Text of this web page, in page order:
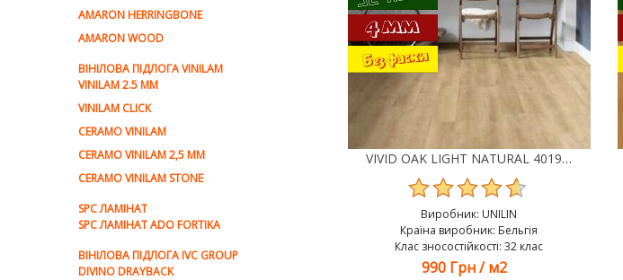
AMARON HERRINGBONE
AMARON WOOD
ВІНІЛОВА ПІДЛОГА VINILAM
VINILAM 2.5 MM
VINILAM CLICK
CERAMO VINILAM
CERAMO VINILAM 2,5 MM
CERAMO VINILAM STONE
SPC ЛАМІНАТ
SPC ЛАМІНАТ ADO FORTIKA
ВІНІЛОВА ПІДЛОГА IVC GROUP
DIVINO DRAYBACK
VIVID OAK LIGHT NATURAL 40190 ВІНІЛ UNILIN CLASSIC PLANK CLICK
Виробник: UNILIN
Країна виробник: Бельгія
Клас зносостійкості: 32 клас
990 Грн /м2